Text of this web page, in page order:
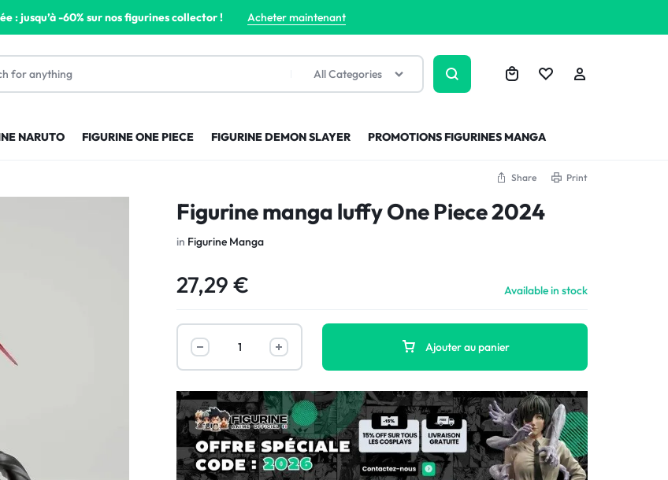
: jusqu’à -60% sur nos figurines collector ! Acheter maintenant
All Categories
NARUTO FIGURINE ONE PIECE FIGURINE DEMON SLAYER PROMOTIONS FIGURINES MANGA
Share Print
Figurine manga luffy One Piece 2024
in Figurine Manga
27,29€ Available in stock
Ajouter au panier